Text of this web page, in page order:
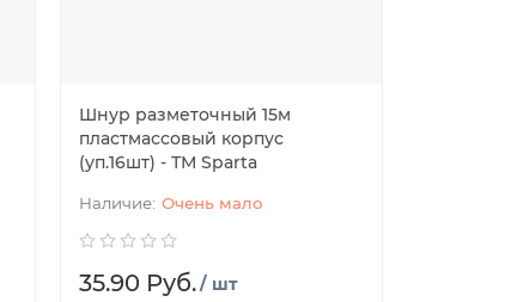
Шнур разметочный 15м
пластмассовый корпус
(уп.16шт) - ТМ Sparta
Очень мало
35.90 Руб./ шт